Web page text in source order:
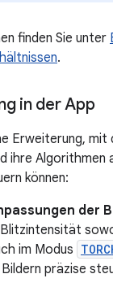
finden Sie unter
.
in der App
Erweiterung, mit
ihre
können:
der
im Modus
präzise